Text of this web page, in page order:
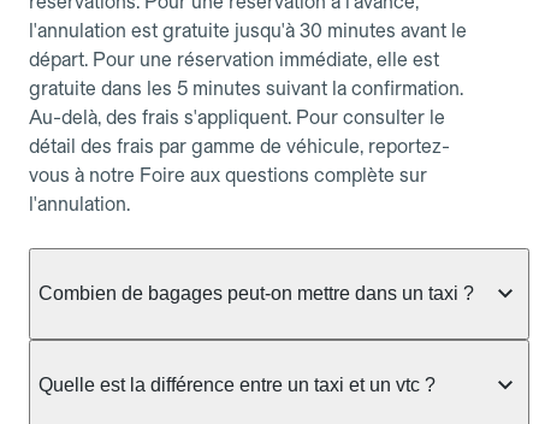
l'annulation est gratuite jusqu'à 30 minutes avant le
départ. Pour une réservation immédiate, elle est
gratuite dans les 5 minutes suivant la confirmation.
Au-delà, des frais s'appliquent. Pour consulter le
détail des frais par gamme de véhicule, reportez-
vous à notre Foire aux questions complète sur
l'annulation.
Combien de bagages peut-on mettre dans un taxi ?
taxi berline accueille en général jusqu'à 3 bagages
Quelle est la différence entre un taxi et un vtc ?